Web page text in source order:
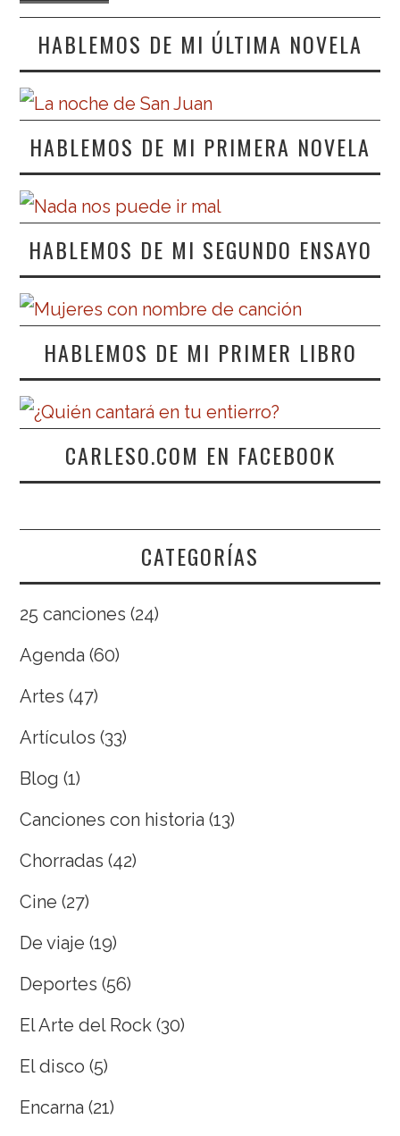
HABLEMOS DE MI ÚLTIMA NOVELA
HABLEMOS DE MI PRIMERA NOVELA
HABLEMOS DE MI SEGUNDO ENSAYO
HABLEMOS DE MI PRIMER LIBRO
CARLESO.COM EN FACEBOOK
CATEGORÍAS
25 canciones (24)
Agenda (60)
Artes (47)
Artículos (33)
Blog (1)
Canciones con historia (13)
Chorradas (42)
Cine (27)
De viaje (19)
Deportes (56)
El Arte del Rock (30)
El disco (5)
Encarna (21)